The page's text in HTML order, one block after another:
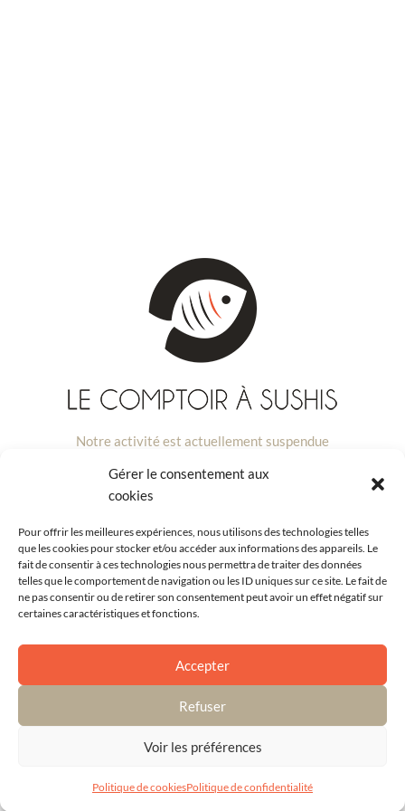
Gérer le consentement aux
cookies
Pour offrir les meilleures expériences, nous utilisons des technologies telles
que les cookies pour stocker et/ou accéder aux informations des appareils. Le
fait de consentir à ces technologies nous permettra de traiter des données
telles que le comportement de navigation ou les ID uniques sur ce site. Le fait de
ne pas consentir ou de retirer son consentement peut avoir un effet négatif sur
certaines caractéristiques et fonctions.
Accepter
Refuser
Voir les préférences
Politique de cookiesPolitique de confidentialité
Notre activité est actuellement suspendue
Nous vous remercions pour votre compréhension et vous
souhaitons le meilleur pour la suite.